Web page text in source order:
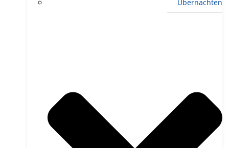
Übernachten